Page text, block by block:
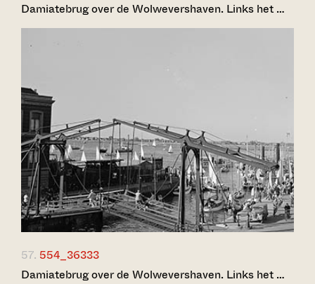
Damiatebrug over de Wolwevershaven. Links het …
57. 554_36333
Damiatebrug over de Wolwevershaven. Links het …